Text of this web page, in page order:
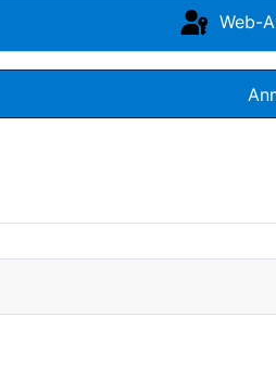
Web-